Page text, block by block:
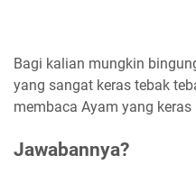
Bagi kalian mungkin
yang sangat keras tebak
membaca Ayam yang
Jawabannya?